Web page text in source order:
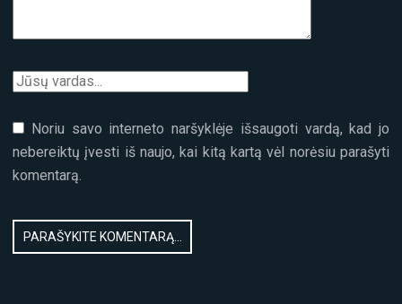
Noriu savo interneto naršyklėje išsaugoti vardą, kad jo
nebereiktų įvesti iš naujo, kai kitą kartą vėl norėsiu parašyti
komentarą.